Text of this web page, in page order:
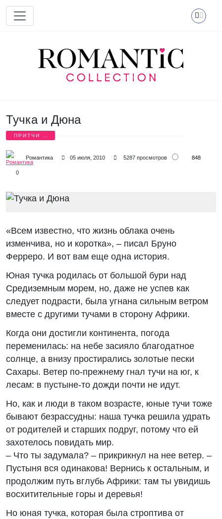
Перейти к основному содержанию
Тучка и Дюна
ПРИТЧИ О
Романтика 05 июля, 2010 5287 просмотров 848
0
«Всем известно, что жизнь облака очень
изменчива, но и коротка», – писал Бруно
Ферреро. И вот вам еще одна история.
Юная тучка родилась от большой бури над
Средиземным морем, но, даже не успев как
следует подрасти, была угнана сильным ветром
вместе с другими тучами в сторону Африки.
Когда они достигли континента, погода
переменилась: на небе засияло благодатное
солнце, а внизу простирались золотые пески
Сахары. Ветер по-прежнему гнал тучи на юг, к
лесам: в пустыне-то дожди почти не идут.
Но, как и люди в таком возрасте, юные тучи тоже
бывают безрассудны: наша тучка решила удрать
от родителей и старших подруг, потому что ей
захотелось повидать мир.
– Что ты задумала? – прикрикнул на нее ветер. –
Пустыня вся одинакова! Вернись к остальным, и
продолжим путь вглубь Африки: там ты увидишь
восхитительные горы и деревья!
Но юная тучка, которая была строптива от